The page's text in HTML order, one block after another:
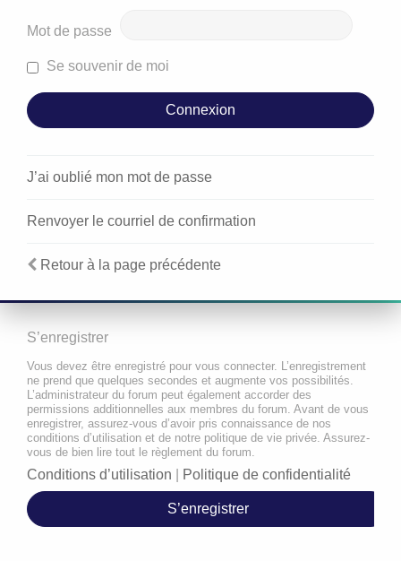
Mot de passe
Se souvenir de moi
J’ai oublié mon mot de passe
Renvoyer le courriel de confirmation
Retour à la page précédente
S’enregistrer
Vous devez être enregistré pour vous connecter. L’enregistrement
ne prend que quelques secondes et augmente vos possibilités.
L’administrateur du forum peut également accorder des
permissions additionnelles aux membres du forum. Avant de vous
enregistrer, assurez-vous d’avoir pris connaissance de nos
conditions d’utilisation et de notre politique de vie privée. Assurez-
vous de bien lire tout le règlement du forum.
Conditions d’utilisation Politique de confidentialité
S’enregistrer